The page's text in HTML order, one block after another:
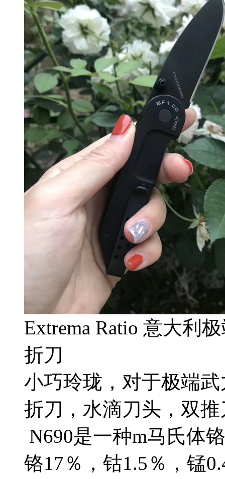
Extrema Ratio 意大利
折刀
小巧玲珑，对于极端
折刀，水滴刀头，双
N690是一种m马氏体
铬17％，钴1.5％，锰